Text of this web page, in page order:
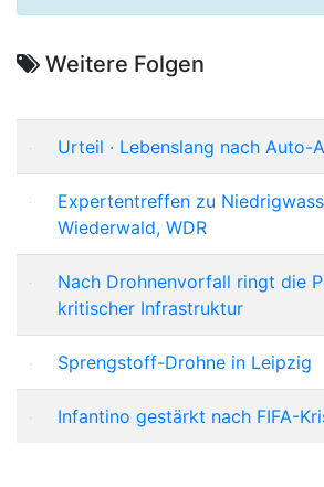
Weitere Folgen
Urteil · Lebenslang nach Auto-
Expertentreffen zu
Wiederwald, WDR
Nach Drohnenvorfall ringt die
kritischer Infrastruktur
Sprengstoff-Drohne in Leipzig
Infantino gestärkt nach FIFA-